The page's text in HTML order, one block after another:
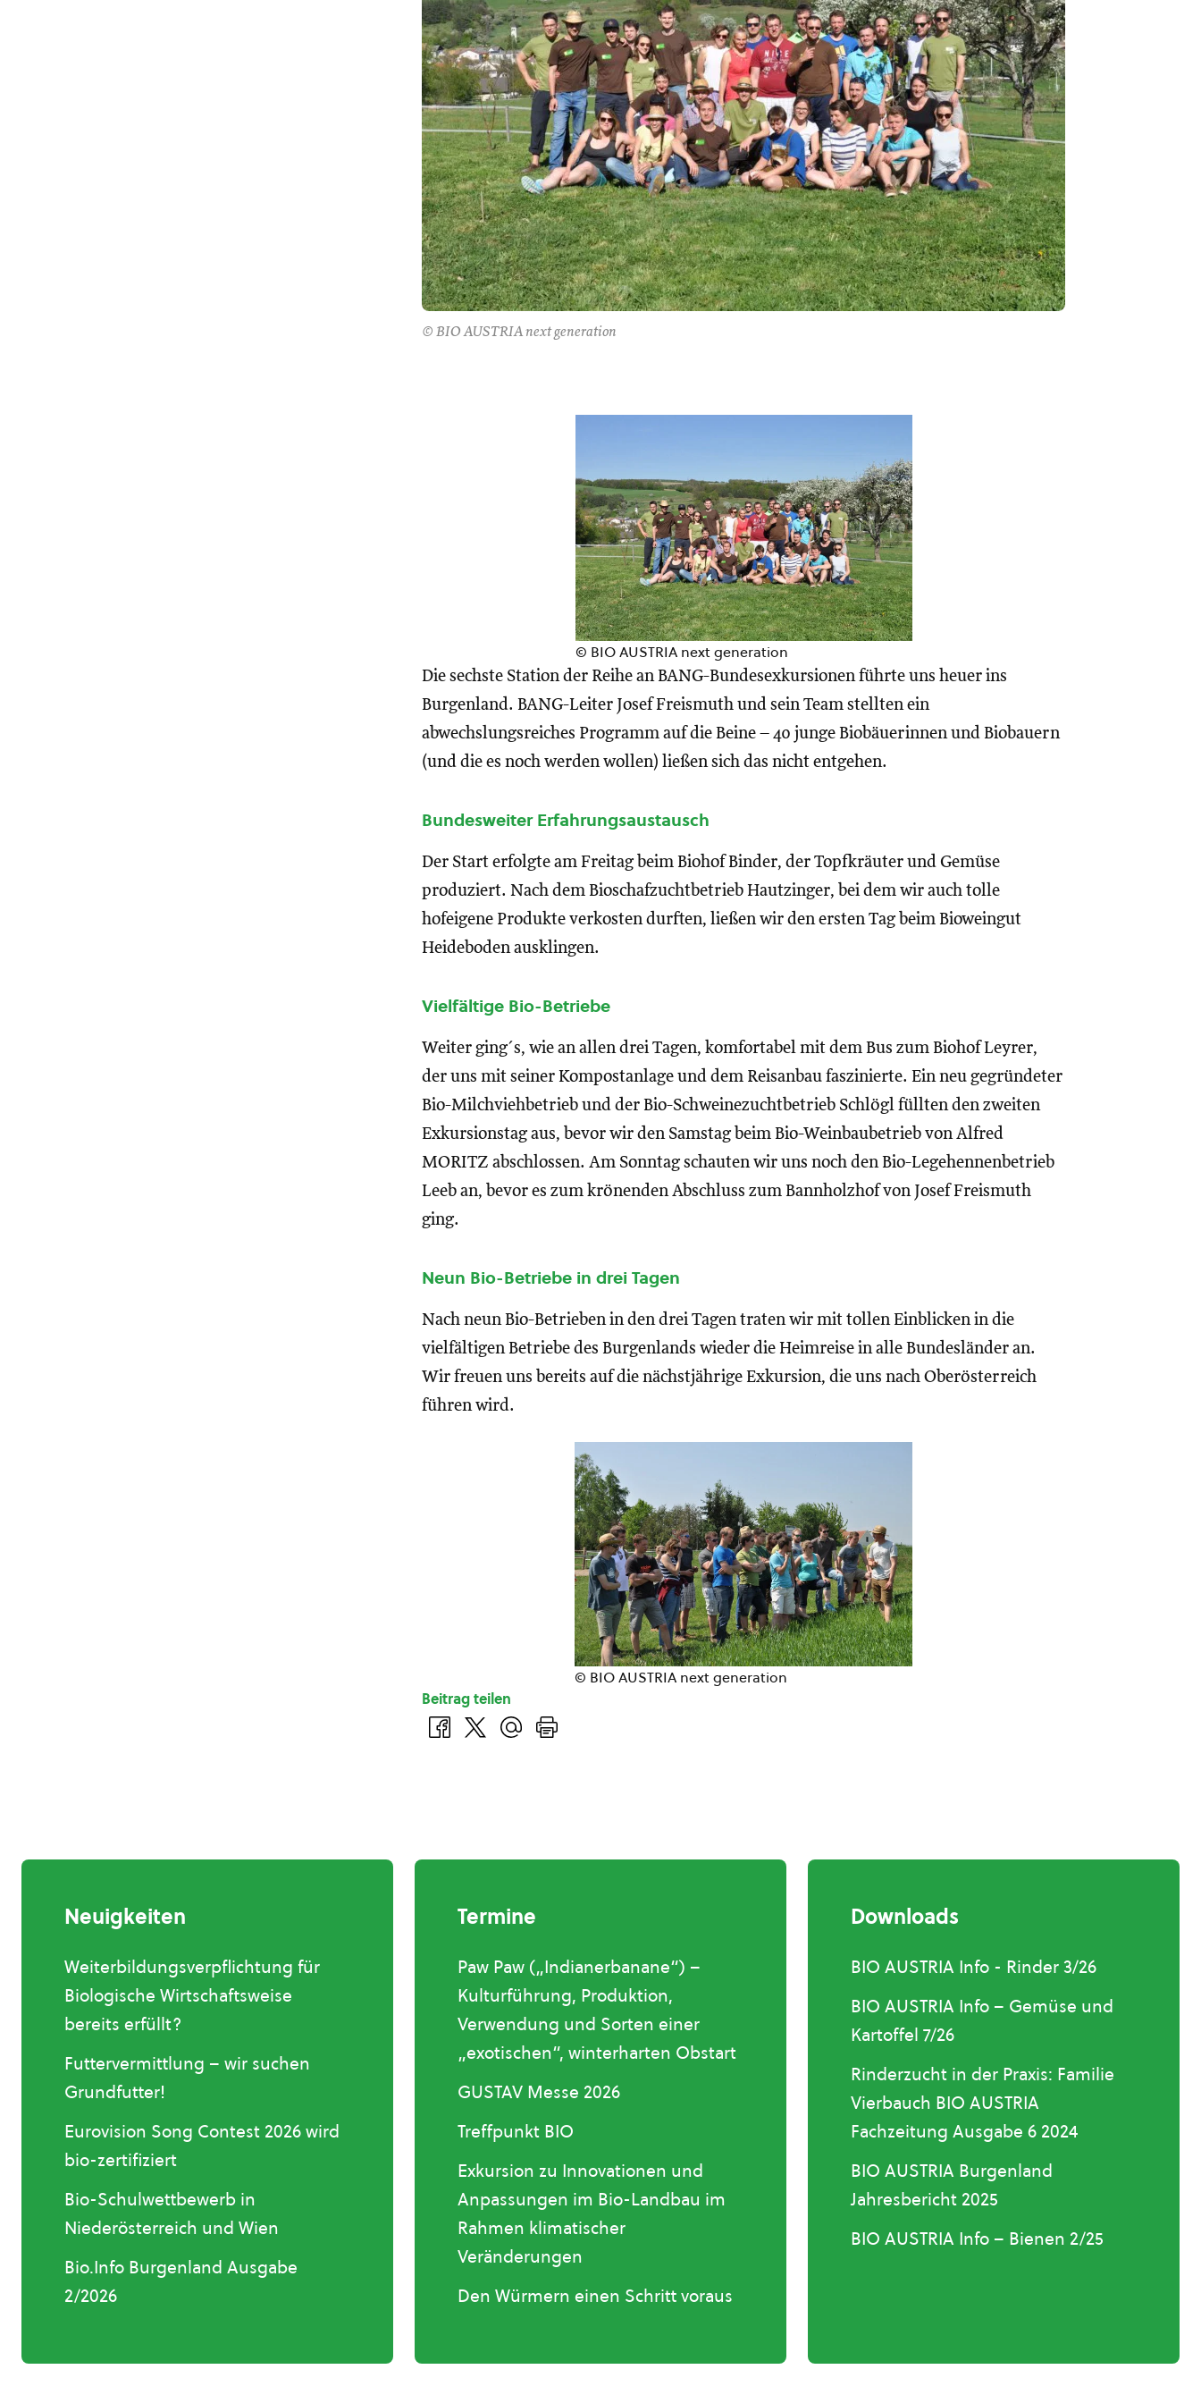
© BIO AUSTRIA next generation
© BIO AUSTRIA next generation
Die sechste Station der Reihe an BANG-Bundesexkursionen führte uns heuer ins
Burgenland. BANG-Leiter Josef Freismuth und sein Team stellten ein
abwechslungsreiches Programm auf die Beine – 40 junge Biobäuerinnen und Biobauern
(und die es noch werden wollen) ließen sich das nicht entgehen.
Bundesweiter Erfahrungsaustausch
Der Start erfolgte am Freitag beim Biohof Binder, der Topfkräuter und Gemüse
produziert. Nach dem Bioschafzuchtbetrieb Hautzinger, bei dem wir auch tolle
hofeigene Produkte verkosten durften, ließen wir den ersten Tag beim Bioweingut
Heideboden ausklingen.
Vielfältige Bio-Betriebe
Weiter ging´s, wie an allen drei Tagen, komfortabel mit dem Bus zum Biohof Leyrer,
der uns mit seiner Kompostanlage und dem Reisanbau faszinierte. Ein neu gegründeter
Bio-Milchviehbetrieb und der Bio-Schweinezuchtbetrieb Schlögl füllten den zweiten
Exkursionstag aus, bevor wir den Samstag beim Bio-Weinbaubetrieb von Alfred
MORITZ abschlossen. Am Sonntag schauten wir uns noch den Bio-Legehennenbetrieb
Leeb an, bevor es zum krönenden Abschluss zum Bannholzhof von Josef Freismuth
ging.
Neun Bio-Betriebe in drei Tagen
Nach neun Bio-Betrieben in den drei Tagen traten wir mit tollen Einblicken in die
vielfältigen Betriebe des Burgenlands wieder die Heimreise in alle Bundesländer an.
Wir freuen uns bereits auf die nächstjährige Exkursion, die uns nach Oberösterreich
führen wird.
© BIO AUSTRIA next generation
Beitrag teilen
Neuigkeiten
Weiterbildungsverpflichtung für
Biologische Wirtschaftsweise
bereits erfüllt?
Futtervermittlung – wir suchen
Grundfutter!
Eurovision Song Contest 2026 wird
bio-zertifiziert
Bio-Schulwettbewerb in
Niederösterreich und Wien
Bio.Info Burgenland Ausgabe
2/2026
Termine
Paw Paw („Indianerbanane“) –
Kulturführung, Produktion,
Verwendung und Sorten einer
„exotischen“, winterharten Obstart
GUSTAV Messe 2026
Treffpunkt BIO
Exkursion zu Innovationen und
Anpassungen im Bio-Landbau im
Rahmen klimatischer
Veränderungen
Den Würmern einen Schritt voraus
Downloads
BIO AUSTRIA Info - Rinder 3/26
BIO AUSTRIA Info – Gemüse und
Kartoffel 7/26
Rinderzucht in der Praxis: Familie
Vierbauch BIO AUSTRIA
Fachzeitung Ausgabe 6 2024
BIO AUSTRIA Burgenland
Jahresbericht 2025
BIO AUSTRIA Info – Bienen 2/25